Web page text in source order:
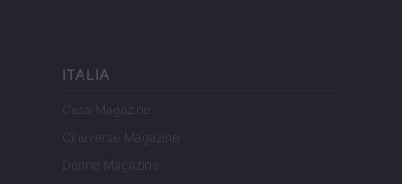
ITALIA
Casa Magazine
Cineverse Magazine
Donne Magazine